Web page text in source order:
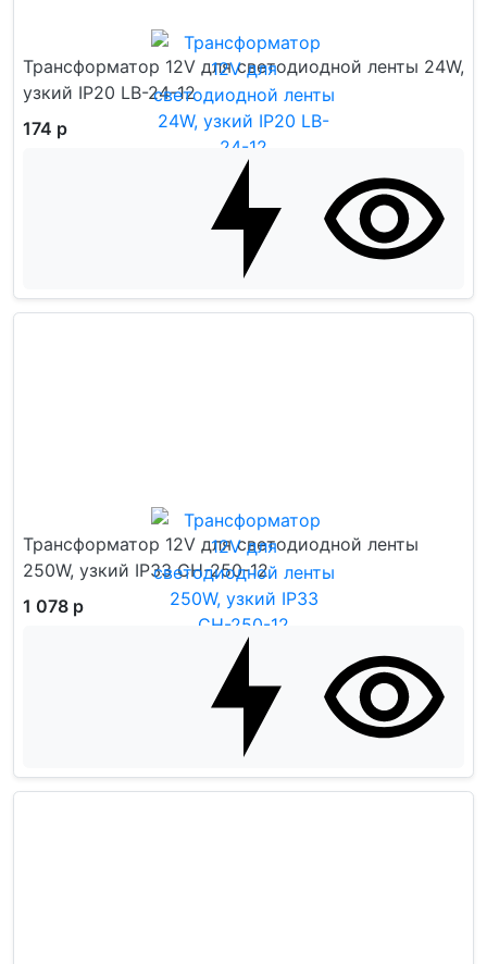
Трансформатор 12V для светодиодной ленты 24W,
узкий IP20 LB-24-12
174 р
Трансформатор 12V для светодиодной ленты
250W, узкий IP33 CH-250-12
1 078 р